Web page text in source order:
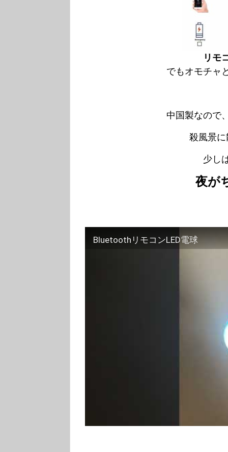
リモ
でもオモチャ
中国製なので
殺風景
少し
夜が
BluetoothリモコンLED電球